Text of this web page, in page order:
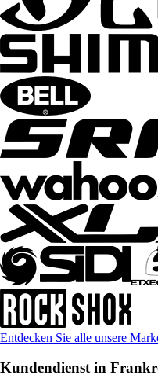
Entdecken Sie alle unsere
Kundendienst in